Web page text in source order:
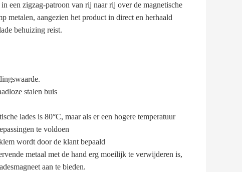
een zigzag-patroon van rij naar rij over de magnetische
metalen, aangezien het product in direct en herhaald
behuizing reist.
stalen buis
lades is 80°C, maar als er een hogere temperatuur
te voldoen
wordt door de klant bepaald
metaal met de hand erg moeilijk te verwijderen is,
aan te bieden.